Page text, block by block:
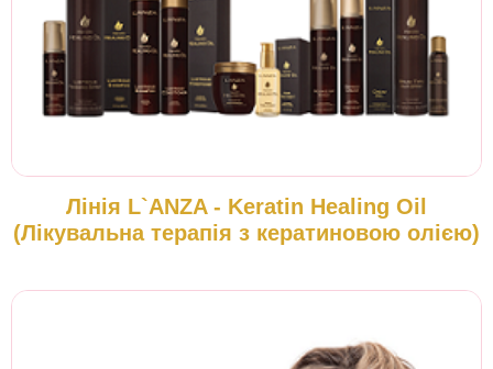
Лінія L`ANZA - Keratin Healing Oil
(Лікувальна терапія з кератиновою олією)